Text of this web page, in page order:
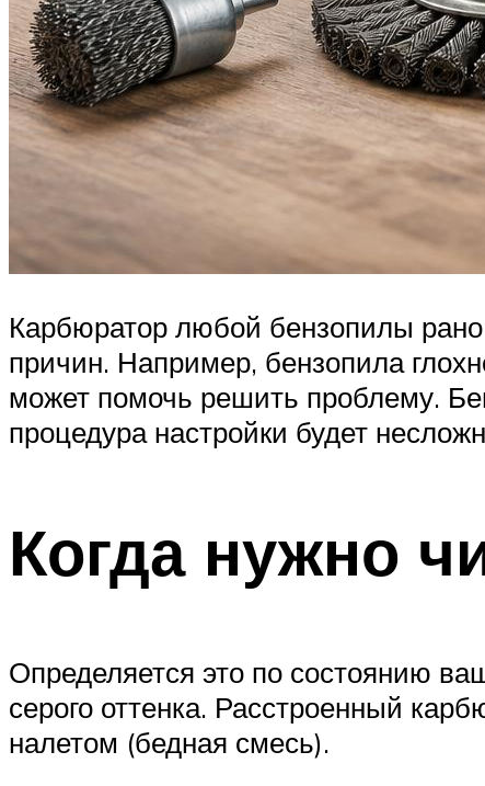
Карбюратор любой бензопилы рано
причин. Например, бензопила
может помочь решить проблему.
процедура настройки будет
Когда нужно
Определяется это по состоянию
серого оттенка. Расстроенный
налетом (бедная смесь).